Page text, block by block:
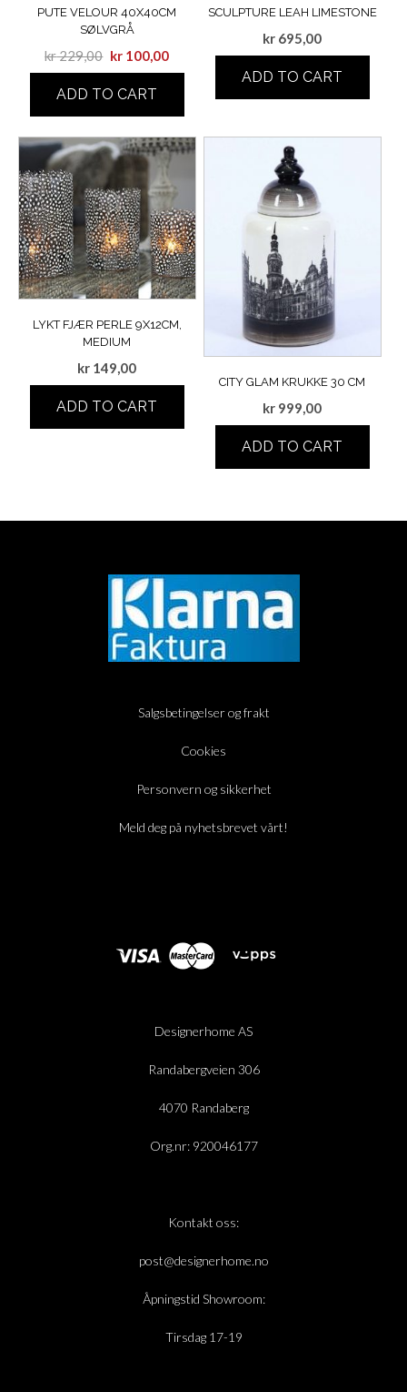
PUTE VELOUR 40X40CM
SØLVGRÅ
kr229,00 kr 100,00
ADD TO CART
SCULPTURE LEAH LIMESTONE
kr 695,00
ADD TO CART
LYKT FJÆR PERLE 9X12CM,
MEDIUM
kr 149,00
ADD TO CART
CITY GLAM KRUKKE 30 CM
kr 999,00
ADD TO CART
Salgsbetingelser og frakt
Cookies
Personvern og sikkerhet
Meld deg på nyhetsbrevet vårt!
Designerhome AS
Randabergveien 306
4070 Randaberg
Org.nr: 920046177
Kontakt oss:
post@designerhome.no
Åpningstid Showroom:
Tirsdag 17-19